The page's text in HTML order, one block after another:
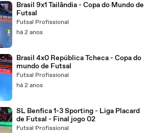
Brasil 9x1 Tailândia - Copa do Mundo de
Futsal
Futsal Profissional
há 2 anos
Brasil 4x0 República Tcheca - Copa do
mundo de Futsal
Futsal Profissional
há 2 anos
SL Benfica 1-3 Sporting - Liga Placard
de Futsal - Final jogo 02
Futsal Profissional